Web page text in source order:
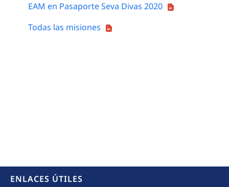
EAM en Pasaporte Seva Divas 2020
Todas las misiones
ENLACES ÚTILES